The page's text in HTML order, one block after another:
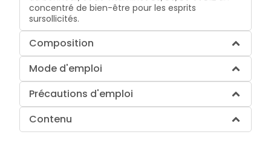
concentré de bien-être pour les esprits
sursollicités.
Composition
Mode d'emploi
Précautions d'emploi
Contenu